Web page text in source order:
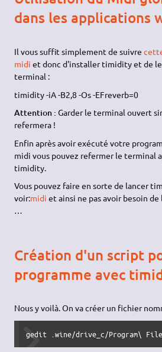
dans les applications
Il vous suffit simplement de suivre
midi et donc d'installer timidity et de le
terminal :
timidity -iA -B2,8 -Os -EFreverb=0
Attention : Garder le terminal ouvert
refermera !
Enfin après avoir exécuté votre
midi vous pouvez refermer le terminal
timidity.
Vous pouvez faire en sorte de lancer
voir:midi et ainsi ne pas avoir besoin
…
Création d'un script
programme avec
Nous y voilà. On va créer un fichier
gedit .wine/drive_c/Program\